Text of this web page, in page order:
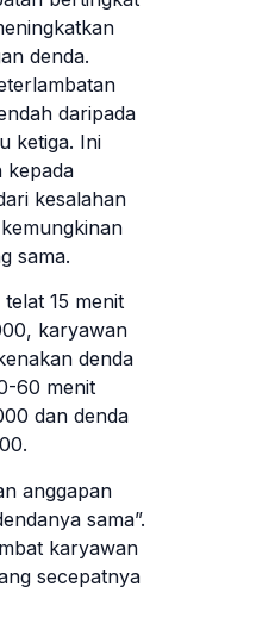
denda.
daripada
ketiga. Ini
kepada
kesalahan
sama.
15 menit
karyawan
denda
60 menit
dan denda
anggapan
sama”.
karyawan
secepatnya